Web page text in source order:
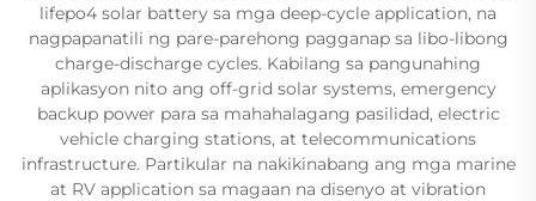
lifepo4 solar battery sa mga deep-cycle application, na
nagpapanatili ng pare-parehong pagganap sa libo-libong
charge-discharge cycles. Kabilang sa pangunahing
aplikasyon nito ang off-grid solar systems, emergency
backup power para sa mahahalagang pasilidad, electric
vehicle charging stations, at telecommunications
infrastructure. Partikular na nakikinabang ang mga marine
at RV application sa magaan na disenyo at vibration